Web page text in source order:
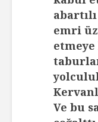
emri
etmeye
Ve bu